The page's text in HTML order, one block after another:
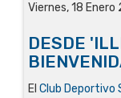
Viernes, 18 Enero
DESDE
El Club Deportivo